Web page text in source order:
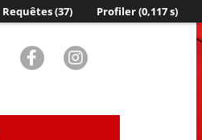
Profiler (0,117s)
Requêtes (37)